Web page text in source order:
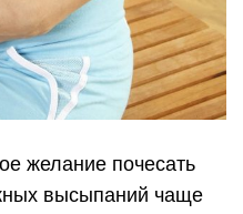
желание почесать
высыпаний чаще